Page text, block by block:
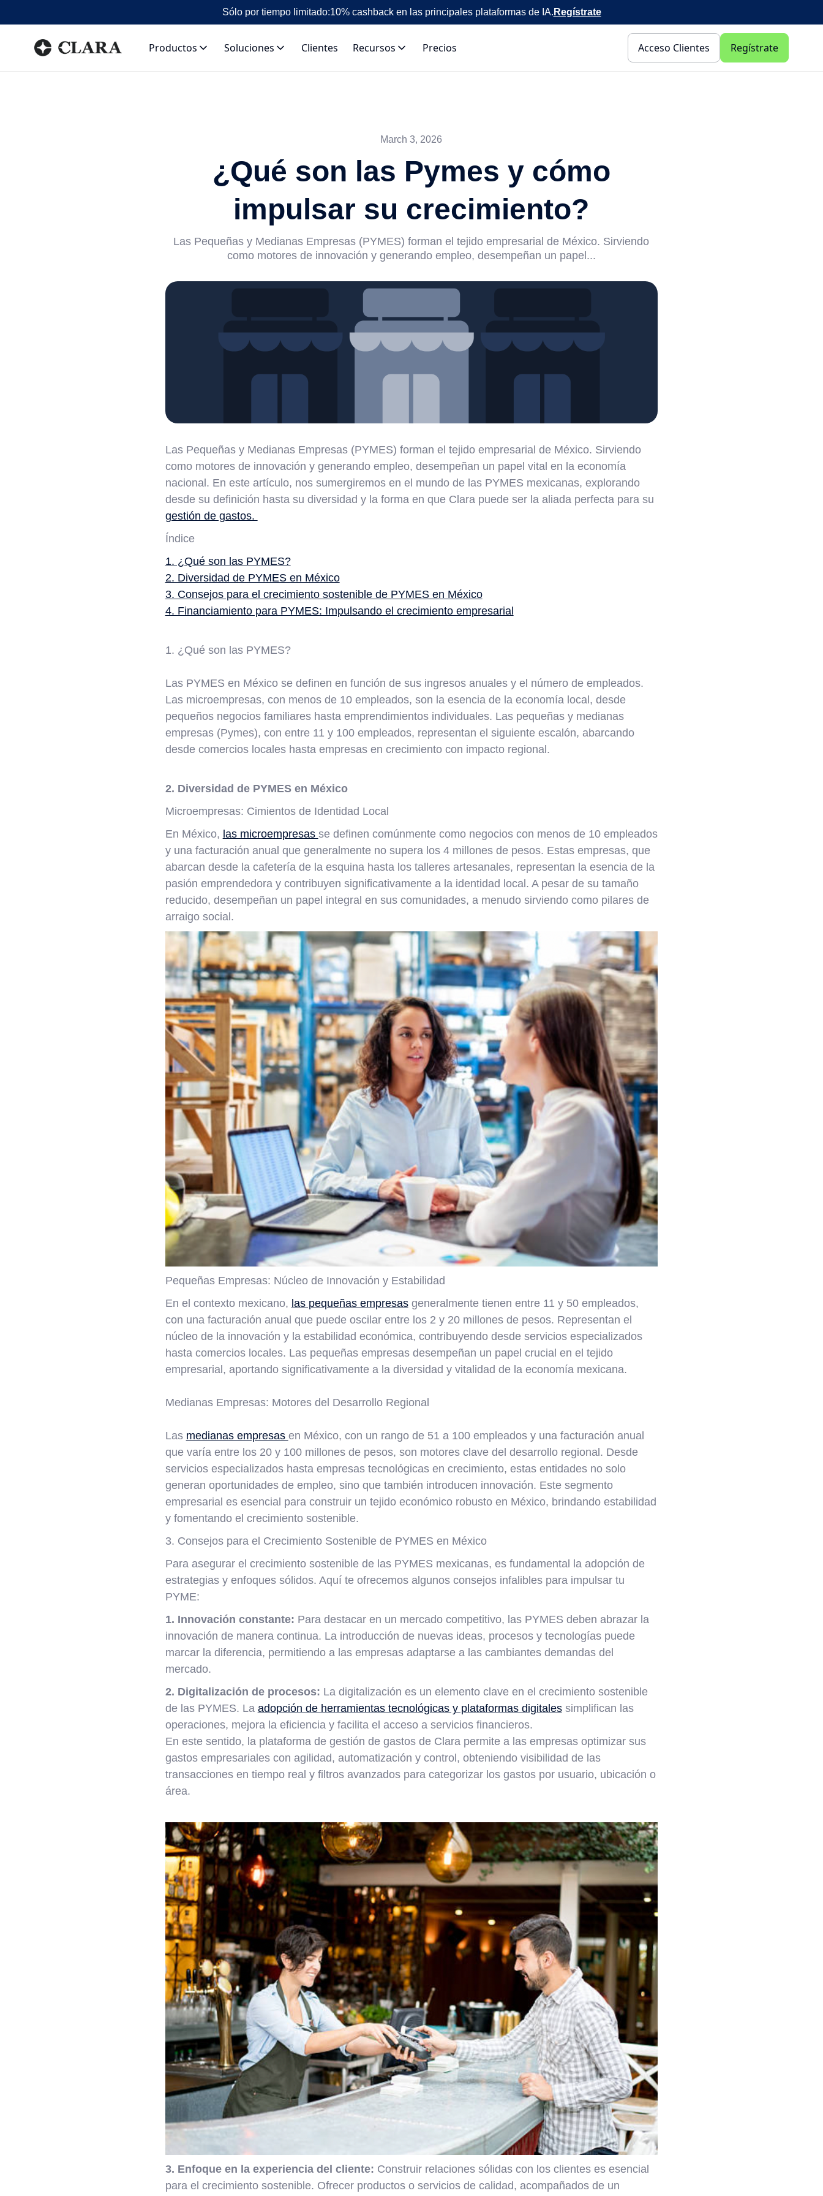
Sólo por tiempo limitado:10% cashback en las principales plataformas de IA. Regístrate
Productos Soluciones Clientes Recursos Precios Acceso Clientes Regístrate
March 3, 2026
¿Qué son las Pymes y cómo
impulsar su crecimiento?
Las Pequeñas y Medianas Empresas (PYMES) forman el tejido empresarial de México. Sirviendo
como motores de innovación y generando empleo, desempeñan un papel...
Las Pequeñas y Medianas Empresas (PYMES) forman el tejido empresarial de México. Sirviendo
como motores de innovación y generando empleo, desempeñan un papel vital en la economía
nacional. En este artículo, nos sumergiremos en el mundo de las PYMES mexicanas, explorando
desde su definición hasta su diversidad y la forma en que Clara puede ser la aliada perfecta para su
gestión de gastos.
Índice
1. ¿Qué son las PYMES?
2. Diversidad de PYMES en México
3. Consejos para el crecimiento sostenible de PYMES en México
4. Financiamiento para PYMES: Impulsando el crecimiento empresarial
1. ¿Qué son las PYMES?
Las PYMES en México se definen en función de sus ingresos anuales y el número de empleados.
Las microempresas, con menos de 10 empleados, son la esencia de la economía local, desde
pequeños negocios familiares hasta emprendimientos individuales. Las pequeñas y medianas
empresas (Pymes), con entre 11 y 100 empleados, representan el siguiente escalón, abarcando
desde comercios locales hasta empresas en crecimiento con impacto regional.
2. Diversidad de PYMES en México
Microempresas: Cimientos de Identidad Local
En México, las microempresas se definen comúnmente como negocios con menos de 10 empleados
y una facturación anual que generalmente no supera los 4 millones de pesos. Estas empresas, que
abarcan desde la cafetería de la esquina hasta los talleres artesanales, representan la esencia de la
pasión emprendedora y contribuyen significativamente a la identidad local. A pesar de su tamaño
reducido, desempeñan un papel integral en sus comunidades, a menudo sirviendo como pilares de
arraigo social.
Pequeñas Empresas: Núcleo de Innovación y Estabilidad
En el contexto mexicano, las pequeñas empresasgeneralmente tienen entre 11 y 50 empleados,
con una facturación anual que puede oscilar entre los 2 y 20 millones de pesos. Representan el
núcleo de la innovación y la estabilidad económica, contribuyendo desde servicios especializados
hasta comercios locales. Las pequeñas empresas desempeñan un papel crucial en el tejido
empresarial, aportando significativamente a la diversidad y vitalidad de la economía mexicana.
Medianas Empresas: Motores del Desarrollo Regional
Las medianas empresas en México, con un rango de 51 a 100 empleados y una facturación anual
que varía entre los 20 y 100 millones de pesos, son motores clave del desarrollo regional. Desde
servicios especializados hasta empresas tecnológicas en crecimiento, estas entidades no solo
generan oportunidades de empleo, sino que también introducen innovación. Este segmento
empresarial es esencial para construir un tejido económico robusto en México, brindando estabilidad
y fomentando el crecimiento sostenible.
3. Consejos para el Crecimiento Sostenible de PYMES en México
Para asegurar el crecimiento sostenible de las PYMES mexicanas, es fundamental la adopción de
estrategias y enfoques sólidos. Aquí te ofrecemos algunos consejos infalibles para impulsar tu
PYME:
1. Innovación constante: Para destacar en un mercado competitivo, las PYMES deben abrazar la
innovación de manera continua. La introducción de nuevas ideas, procesos y tecnologías puede
marcar la diferencia, permitiendo a las empresas adaptarse a las cambiantes demandas del
mercado.
2. Digitalización de procesos: La digitalización es un elemento clave en el crecimiento sostenible
de las PYMES. La adopción de herramientas tecnológicas y plataformas digitalessimplifican las
operaciones, mejora la eficiencia y facilita el acceso a servicios financieros.
En este sentido, la plataforma de gestión de gastos de Clara permite a las empresas optimizar sus
gastos empresariales con agilidad, automatización y control, obteniendo visibilidad de las
transacciones en tiempo real y filtros avanzados para categorizar los gastos por usuario, ubicación o
área.
3. Enfoque en la experiencia del cliente: Construir relaciones sólidas con los clientes es esencial
para el crecimiento sostenible. Ofrecer productos o servicios de calidad, acompañados de un